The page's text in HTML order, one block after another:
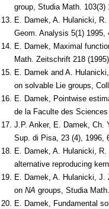
group, Studia Math. 103(3)
E. Damek, A. Hulanicki,
Geom. Analysis 5(1) 1995,
E. Damek, Maximal
Math. Zeitschrift 218
E. Damek and A.
on solvable Lie groups,
E. Damek, Pointwise
de la Faculte des
J.P. Anker, E. Damek, Ch.
Sup. di Pisa, 23 (4), 1996,
E. Damek, A. Hulanicki, R.
alternative reproducing
E. Damek, A. Hulanicki,
on NA groups, Studia
E. Damek, Fundamental